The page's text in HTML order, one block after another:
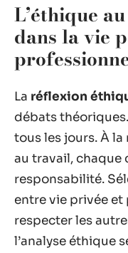
L’éthique
dans la vie
La réflexion
débats
tous les jours. À la
au travail, chaque
responsabilité.
entre vie privée et
respecter les
l’analyse éthique